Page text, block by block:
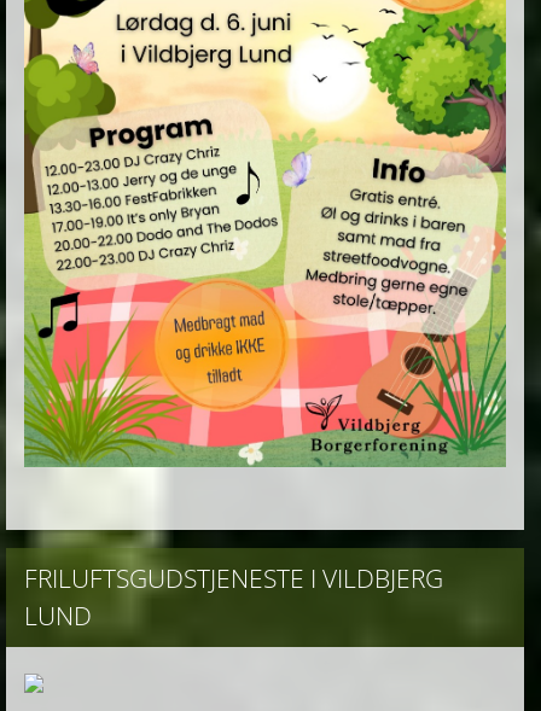
FRILUFTSGUDSTJENESTE I VILDBJERG
LUND